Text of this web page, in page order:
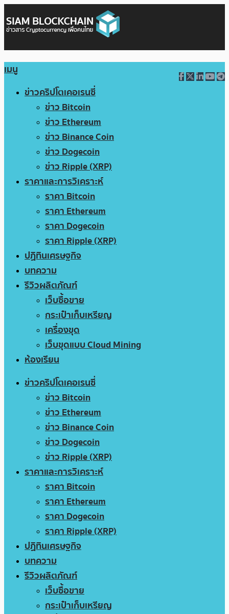
เมนู
ข่าวคริปโตเคอเรนซี่
ข่าว Bitcoin
ข่าว Ethereum
ข่าว Binance Coin
ข่าว Dogecoin
ข่าว Ripple (XRP)
ราคาและการวิเคราะห์
ราคา Bitcoin
ราคา Ethereum
ราคา Dogecoin
ราคา Ripple (XRP)
ปฏิทินเศรษฐกิจ
บทความ
รีวิวผลิตภัณฑ์
เว็บซื้อขาย
กระเป๋าเก็บเหรียญ
เครื่องขุด
เว็บขุดแบบ Cloud Mining
ห้องเรียน
ข่าวคริปโตเคอเรนซี่
ข่าว Bitcoin
ข่าว Ethereum
ข่าว Binance Coin
ข่าว Dogecoin
ข่าว Ripple (XRP)
ราคาและการวิเคราะห์
ราคา Bitcoin
ราคา Ethereum
ราคา Dogecoin
ราคา Ripple (XRP)
ปฏิทินเศรษฐกิจ
บทความ
รีวิวผลิตภัณฑ์
เว็บซื้อขาย
กระเป๋าเก็บเหรียญ